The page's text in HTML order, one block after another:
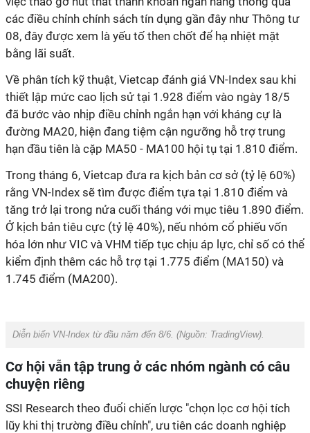
các điều chỉnh chính sách tín dụng gần đây như Thông tư
08, đây được xem là yếu tố then chốt để hạ nhiệt mặt
bằng lãi suất.
Về phân tích kỹ thuật, Vietcap đánh giá VN-Index sau khi
thiết lập mức cao lịch sử tại 1.928 điểm vào ngày 18/5
đã bước vào nhịp điều chỉnh ngắn hạn với kháng cự là
đường MA20, hiện đang tiệm cận ngưỡng hỗ trợ trung
hạn đầu tiên là cặp MA50 - MA100 hội tụ tại 1.810 điểm.
Trong tháng 6, Vietcap đưa ra kịch bản cơ sở (tỷ lệ 60%)
rằng VN-Index sẽ tìm được điểm tựa tại 1.810 điểm và
tăng trở lại trong nửa cuối tháng với mục tiêu 1.890 điểm.
Ở kịch bản tiêu cực (tỷ lệ 40%), nếu nhóm cổ phiếu vốn
hóa lớn như VIC và VHM tiếp tục chịu áp lực, chỉ số có thể
kiểm định thêm các hỗ trợ tại 1.775 điểm (MA150) và
1.745 điểm (MA200).
Diễn biến VN-Index từ đầu năm đến 8/6. (Nguồn: TradingView).
Cơ hội vẫn tập trung ở các nhóm ngành có câu
chuyện riêng
SSI Research theo đuổi chiến lược "chọn lọc cơ hội tích
lũy khi thị trường điều chỉnh", ưu tiên các doanh nghiệp